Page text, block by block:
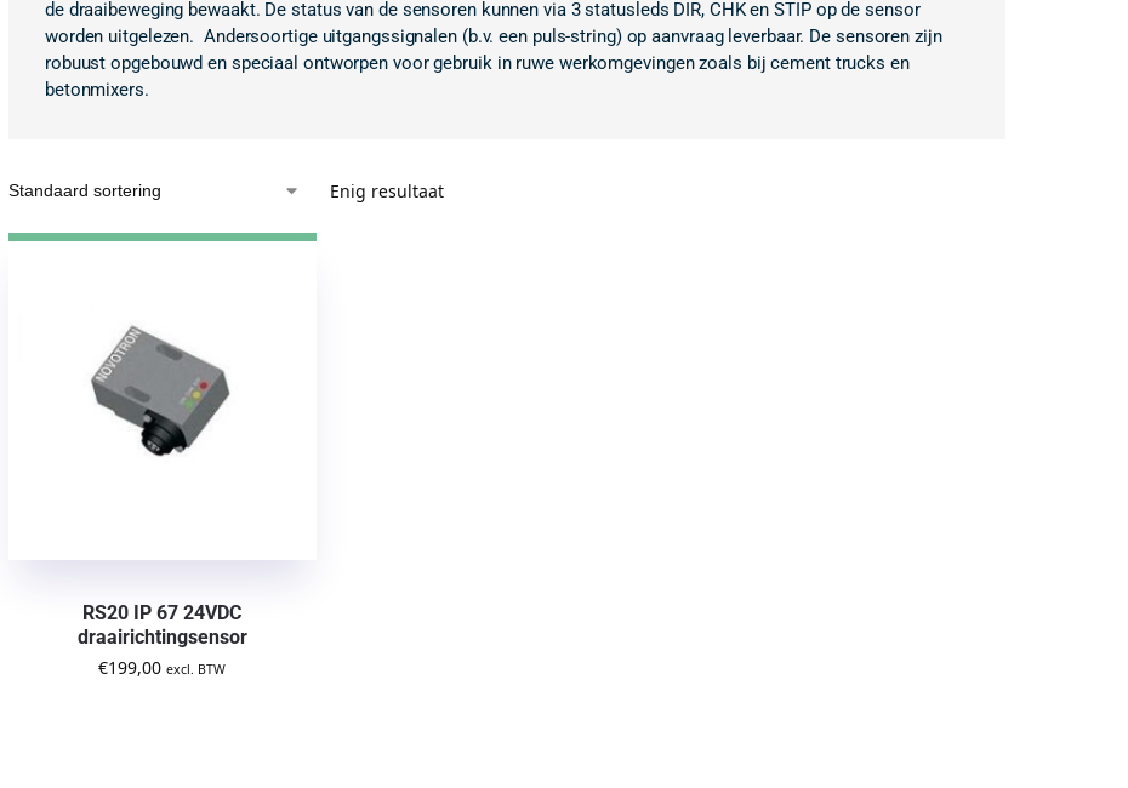
de draaibeweging bewaakt. De status van de sensoren kunnen via 3 statusleds DIR, CHK en STIP op de sensor
worden uitgelezen. Andersoortige uitgangssignalen (b.v. een puls-string) op aanvraag leverbaar. De sensoren zijn
robuust opgebouwd en speciaal ontworpen voor gebruik in ruwe werkomgevingen zoals bij cement trucks en
betonmixers.
Enig resultaat
RS20 IP 67 24VDC
draairichtingsensor
€199,00 excl. BTW